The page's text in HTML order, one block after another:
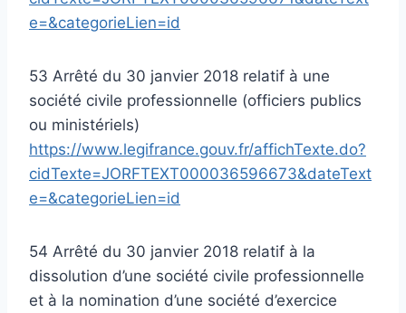
e=&categorieLien=id
53 Arrêté du 30 janvier 2018 relatif à une
société civile professionnelle (officiers publics
ou ministériels)
https://www.legifrance.gouv.fr/affichTexte.do?
cidTexte=JORFTEXT000036596673&dateText
e=&categorieLien=id
54 Arrêté du 30 janvier 2018 relatif à la
dissolution d’une société civile professionnelle
et à la nomination d’une société d’exercice